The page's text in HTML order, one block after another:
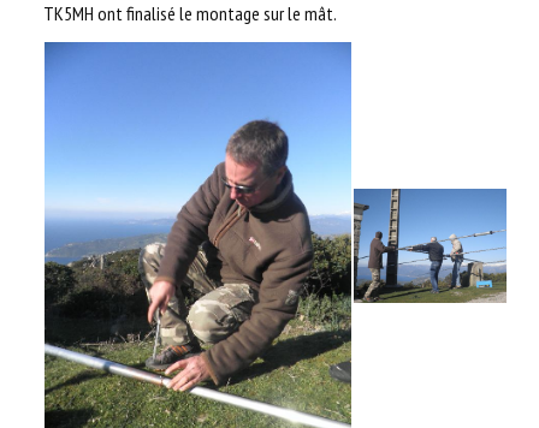
TK5MH ont finalisé le montage sur le mât.